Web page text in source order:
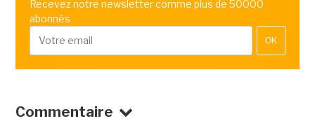
Recevez notre newsletter comme plus de 50000
abonnés
OK
Commentaire